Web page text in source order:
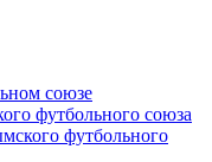
союзе
футбольного союза
футбольного